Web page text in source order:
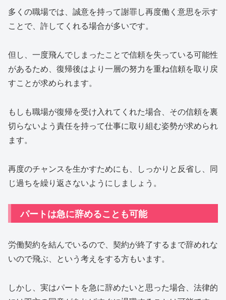
多くの職場では、誠意を持って謝罪し再度働く意思を示す
ことで、許してくれる場合が多いです。
但し、一度飛んでしまったことで信頼を失っている可能性
があるため、復帰後はより一層の努力を重ね信頼を取り戻
すことが求められます。
もしも職場が復帰を受け入れてくれた場合、その信頼を裏
切らないよう責任を持って仕事に取り組む姿勢が求められ
ます。
再度のチャンスを生かすためにも、しっかりと反省し、同
じ過ちを繰り返さないようにしましょう。
パートは急に辞めることも可能
労働契約を結んでいるので、契約が終了するまで辞めれな
いので飛ぶ、という考えをする方もいます。
しかし、実はパートを急に辞めたいと思った場合、法律的